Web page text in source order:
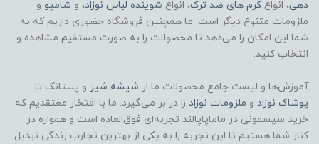
دهی، انواعکرم های ضد ترک، انواع شوینده لباس نوزاد، و شامپو و
ملزومات متنوع دیگر است. ما همچنین فروشگاه حضوری داریم که به
شما این امکان را می‌دهد تا محصولات را به صورت مستقیم مشاهده و
انتخاب کنید.
آموزش‌ها و لیست جامع محصولات ما از شیشه شیر و پستانک تا
پوشاک نوزاد و ملزومات نوزاد را در بر می‌گیرد. ما با افتخار معتقدیم که
خرید سیسمونی در ماماپاپالند تجربه‌ای فوق‌العاده است و همواره در
کنار شما هستیم تا این تجربه را به یکی از بهترین تجارب زندگی تبدیل